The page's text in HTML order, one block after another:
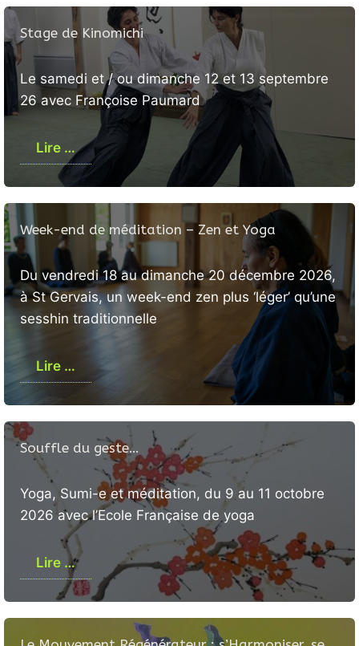
Stage de Kinomichi
Le samedi et / ou dimanche 12 et 13 septembre
26 avec Françoise Paumard
Lire …
Week-end de méditation – Zen et Yoga
Du vendredi 18 au dimanche 20 décembre 2026,
à St Gervais, un week-end zen plus ‘léger’ qu’une
sesshin traditionnelle
Lire …
Souffle du geste…
Yoga, Sumi-e et méditation, du 9 au 11 octobre
2026 avec l’Ecole Française de yoga
Lire …